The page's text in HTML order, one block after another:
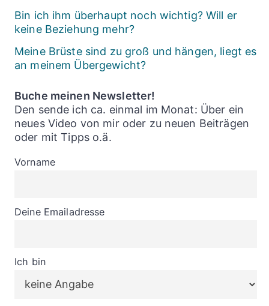
Bin ich ihm überhaupt noch wichtig? Will er
keine Beziehung mehr?
Meine Brüste sind zu groß und hängen, liegt es
an meinem Übergewicht?
Buche meinen Newsletter!
Den sende ich ca. einmal im Monat: Über ein
neues Video von mir oder zu neuen Beiträgen
oder mit Tipps o.ä.
Vorname
Deine Emailadresse
Ich bin